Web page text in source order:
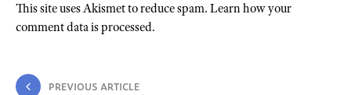
This site uses Akismet to reduce spam. Learn how your
comment data is processed.
PREVIOUS ARTICLE